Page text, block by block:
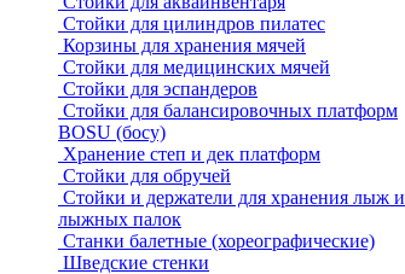
Стойки для цилиндров пилатес
Корзины для хранения мячей
Стойки для медицинских мячей
Стойки для эспандеров
Стойки для балансировочных платформ
BOSU (босу)
Хранение степ и дек платформ
Стойки для обручей
Стойки и держатели для хранения лыж и
лыжных палок
Станки балетные (хореографические)
Шведские стенки